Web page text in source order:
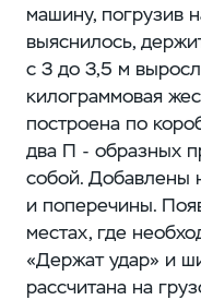
машину, погрузив
выяснилось,
с 3 до 3,5 м
килограммовая
построена по
два П - образных
собой. Добавлены
и поперечины.
местах, где
«Держат удар» и
рассчитана на